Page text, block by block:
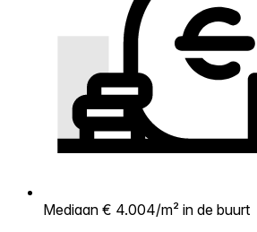
Mediaan € 4.004/m² in de buurt